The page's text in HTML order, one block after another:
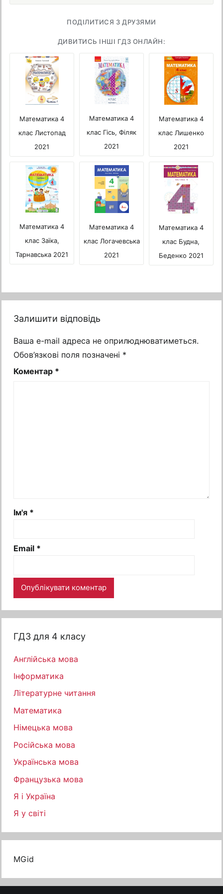
ПОДІЛИТИСЯ З ДРУЗЯМИ
ДИВИТИСЬ ІНШІ ГДЗ ОНЛАЙН:
Математика 4
клас Листопад
2021
Математика 4
клас Гісь, Філяк
2021
Математика 4
клас Лишенко
2021
Математика 4
клас Заїка,
Тарнавська 2021
Математика 4
клас Логачевська
2021
Математика 4
клас Будна,
Беденко 2021
Залишити відповідь
Ваша e-mail адреса не оприлюднюватиметься.
Обов’язкові поля позначені *
Коментар *
Ім'я *
Email *
ГДЗ для 4 класу
Англійська мова
Інформатика
Літературне читання
Математика
Німецька мова
Російська мова
Українська мова
Французька мова
Я і Україна
Я у світі
MGid